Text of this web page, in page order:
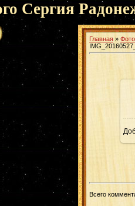
Сергия
Главная »
Всего